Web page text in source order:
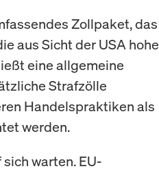
Zollpaket, das
aus Sicht der USA hohe
eine allgemeine
Strafzölle
Handelspraktiken als
werden.
warten. EU-